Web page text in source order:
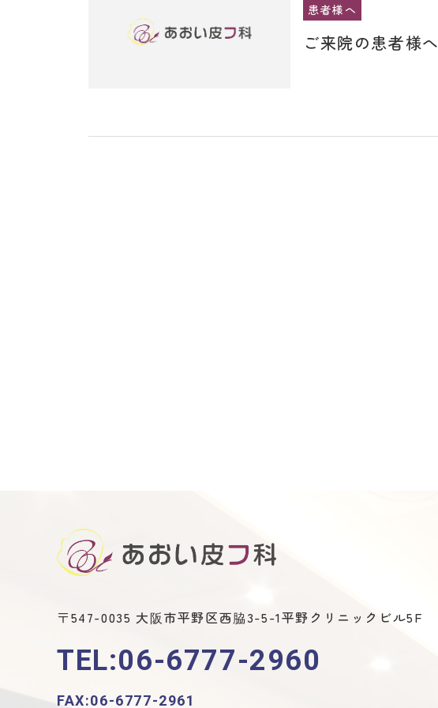
患者様へ
ご来院の患者様へ
〒547-0035 大阪市平野区西脇3-5-1平野クリニックビル5F
TEL:06-6777-2960
FAX:06-6777-2961